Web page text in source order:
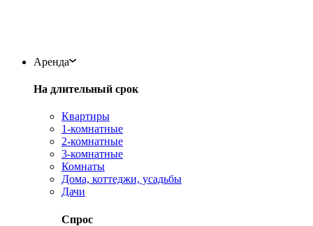
Аренда
На длительный срок
Квартиры
1-комнатные
2-комнатные
3-комнатные
Комнаты
Дома, коттеджи, усадьбы
Дачи
Спрос